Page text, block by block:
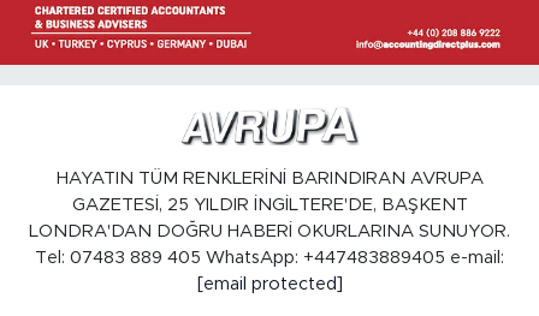
HAYATIN TÜM RENKLERİNİ BARINDIRAN AVRUPA
GAZETESİ, 25 YILDIR İNGİLTERE'DE, BAŞKENT
LONDRA'DAN DOĞRU HABERİ OKURLARINA SUNUYOR.
Tel: 07483 889 405 WhatsApp: +447483889405 e-mail:
[email protected]